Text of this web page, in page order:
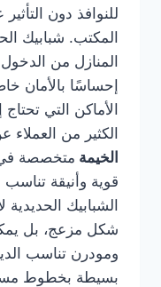
للنوافذ دون
المكتب. شبابيك
المنازل من
إحساسًا بالأمان
الأماكن التي
الكثير من العملاء
الخيمة متخصصة في
قوية وأنيقة
الشبابيك
شكل مزعج، بل
ومودرن تناسب
بسيطة بخطوط